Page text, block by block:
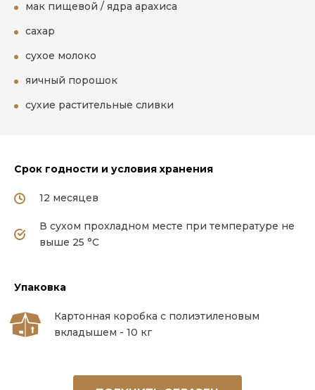
мак пищевой / ядра арахиса
сахар
сухое молоко
яичный порошок
сухие растительные сливки
Срок годности и условия хранения
12 месяцев
В сухом прохладном месте при температуре не
выше 25 °С
Упаковка
Картонная коробка с полиэтиленовым
вкладышем - 10 кг